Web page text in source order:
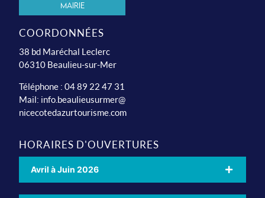
Mairie
COORDONNÉES
38 bd Maréchal Leclerc
06310 Beaulieu-sur-Mer
Téléphone : 04 89 22 47 31
Mail: info.beaulieusurmer@
nicecotedazurtourisme.com
HORAIRES D'OUVERTURES
Avril à Juin 2026